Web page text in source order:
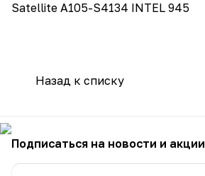
Satellite A105-S4134 INTEL 945
Назад к списку
Подписаться на новости и акции